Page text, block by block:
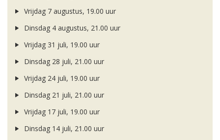
Vrijdag 7 augustus, 19.00 uur
Dinsdag 4 augustus, 21.00 uur
Vrijdag 31 juli, 19.00 uur
Dinsdag 28 juli, 21.00 uur
Vrijdag 24 juli, 19.00 uur
Dinsdag 21 juli, 21.00 uur
Vrijdag 17 juli, 19.00 uur
Dinsdag 14 juli, 21.00 uur